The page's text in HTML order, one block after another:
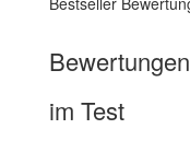
im Test